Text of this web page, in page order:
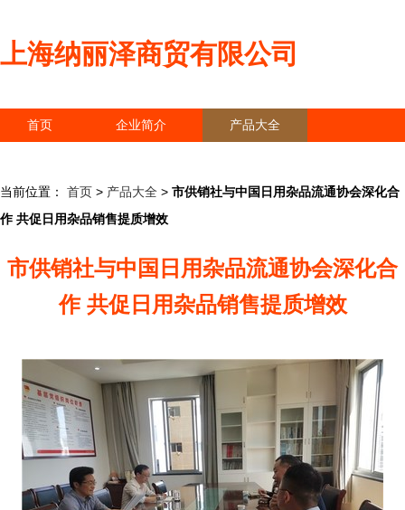
上海纳丽泽商贸有限公司
首页 企业简介 产品大全
当前位置： 首页 > 产品大全 > 市供销社与中国日用杂品流通协会深化合
作 共促日用杂品销售提质增效
市供销社与中国日用杂品流通协会深化合
作 共促日用杂品销售提质增效